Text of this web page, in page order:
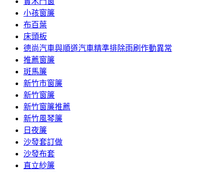
小孩窗簾
布百葉
床頭板
德尚汽車與順道汽車精準排除雨刷作動異常
推薦窗簾
斑馬簾
新竹市窗簾
新竹窗簾
新竹窗簾推薦
新竹風琴簾
日夜簾
沙發套訂做
沙發布套
直立紗簾